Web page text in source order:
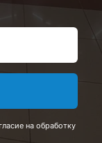
на обработку